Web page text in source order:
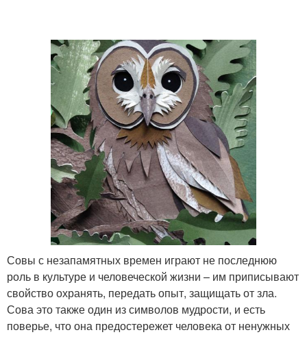
Поделка из листьев Осенняя сова
Панно из листьев
Корона из осенних
листьев
Аппликация из осенних
листьев
Деревянная сова
Сова из деревянной
коры
Сова из шишки
Совы с незапамятных времен играют не последнюю
роль в культуре и человеческой жизни – им приписывают
свойство охранять, передать опыт, защищать от зла.
Сова это также один из символов мудрости, и есть
поверье, что она предостережет человека от ненужных